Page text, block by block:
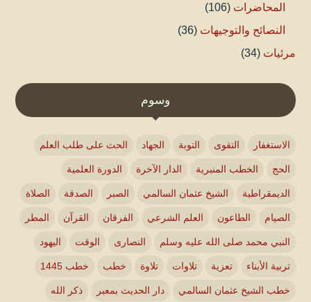
المحاضرات (106)
النصائح والتوجيهات (36)
مرئيات (34)
وسوم
الاستغفار التقوى التوبة الجهاد الحث على طلب العلم
الحج الخطب المنبرية الدار الآخرة الدورة العلمية
الديمقراطية الشيخ عثمان السالمي الصبر الصدقة الصلاة
الصيام الطاعون العلم الشرعي الفرقان القرآن المطر
النبي محمد صلى الله عليه وسلم النصارى الوقت اليهود
تربية الأبناء تعزية تلاوات تلاوة خطب خطب 1445
خطب الشيخ عثمان السالمي دار الحديث بمعبر ذكر الله